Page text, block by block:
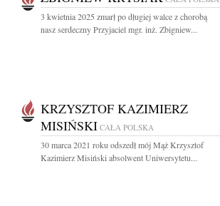
3 kwietnia 2025 zmarł po długiej walce z chorobą
nasz serdeczny Przyjaciel mgr. inż. Zbigniew...
KRZYSZTOF KAZIMIERZ
MISIŃSKI CAŁA POLSKA
30 marca 2021 roku odszedł mój Mąż Krzysztof
Kazimierz Misiński absolwent Uniwersytetu...